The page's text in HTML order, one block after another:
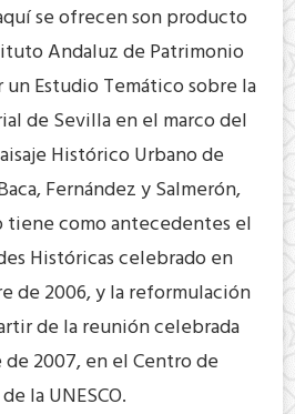
se ofrecen son producto
Andaluz de Patrimonio
Estudio Temático sobre la
de Sevilla en el marco del
Histórico Urbano de
Fernández y Salmerón,
tiene como antecedentes el
Históricas celebrado en
de 2006, y la reformulación
de la reunión celebrada
2007, en el Centro de
la UNESCO.